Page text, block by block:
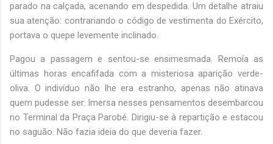
parado na calçada, acenando em despedida. Um detalhe atraiu
sua atenção: contrariando o código de vestimenta do Exército,
portava o quepe levemente inclinado.
Pagou a passagem e sentou-se ensimesmada. Remoía as
últimas horas encafifada com a misteriosa aparição verde-
oliva. O indivíduo não lhe era estranho, apenas não atinava
quem pudesse ser. Imersa nesses pensamentos desembarcou
no Terminal da Praça Parobé. Dirigiu-se à repartição e estacou
no saguão. Não fazia ideia do que deveria fazer.